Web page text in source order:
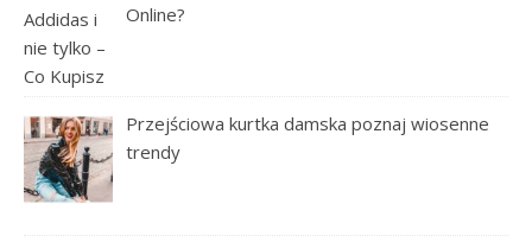
Online?
Przejściowa kurtka damska poznaj wiosenne
trendy